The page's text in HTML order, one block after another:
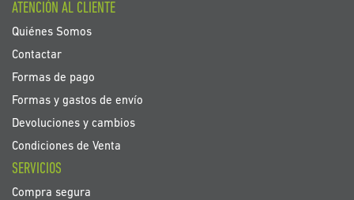
de
noticias:
ATENCIÓN AL CLIENTE
Quiénes Somos
Contactar
Formas de pago
Formas y gastos de envío
Devoluciones y cambios
Condiciones de Venta
SERVICIOS
Compra segura